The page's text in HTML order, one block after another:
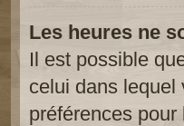
Les heures ne
Il est possible
celui dans lequel
préférences